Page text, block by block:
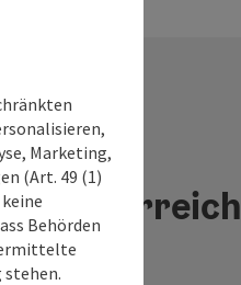
Marketing,
(Art. 49 (1)
Behörden
stehen.